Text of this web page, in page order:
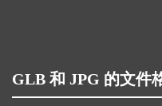
GLB 和 JPG 的文件